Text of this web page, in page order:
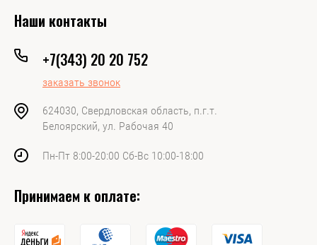
Наши контакты
+7(343) 20 20 752
заказать звонок
624030, Свердловская область, п.г.т.
Белоярский, ул. Рабочая 40
Пн-Пт 8:00-20:00 Сб-Вс 10:00-18:00
Принимаем к оплате: